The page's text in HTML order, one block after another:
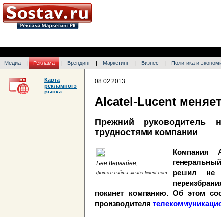
Медиа Реклама Брендинг Маркетинг Бизнес Политика и
08.02.2013
Alcatel-Lucent
Прежний руководитель
трудностями компании
Бен Вервайен,
фото с сайта alcatel-lucent.com
Компания
решил не
покинет компанию. Об этом
производителя
Карта
рекламного
рынка